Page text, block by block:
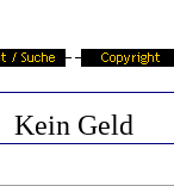
Kein Geld